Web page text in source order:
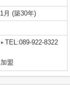
月 (築30年)
TEL:089-922-8322
盟